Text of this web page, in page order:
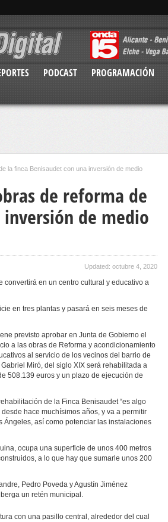
PODCAST PROGRAMACIÓN
la finca Benisaudet con una inversión de medio
de reforma de
de medio
Updated: octubre 4, 2020
convertirá en un centro cultural y educativo a
en tres plantas y pasará en seis meses de
previsto aprobar en Junta de Gobierno el
a las obras de Reforma y acondicionamiento
al servicio de los vecinos del barrio de
Miró, del siglo XIX será rehabilitada a
508.139 euros y un plazo de ejecución de
de la Finca Benisaudet “es algo
hace muchísimos años, y va a permitir
así como potenciar las instalaciones
ocupa una superficie de unos 400 metros
a lo que hay que sumarle unos 200
Pedro Poveda y Agustín Jiménez
un retén municipal.
con una pasillo central, alrededor del cual